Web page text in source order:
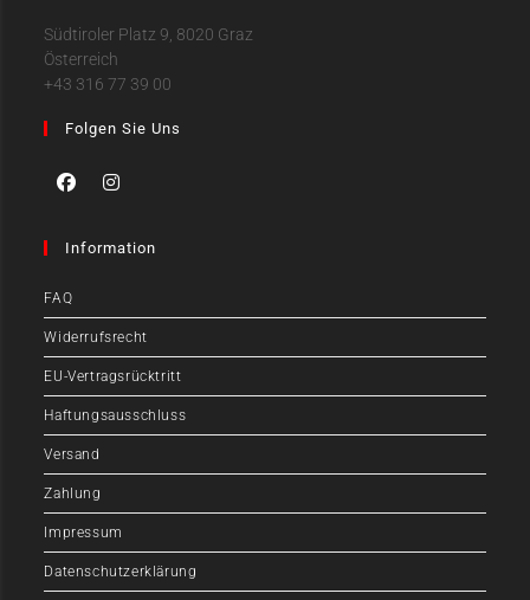
Südtiroler Platz 9, 8020 Graz
Österreich
+43 316 77 39 00
Folgen Sie Uns
Information
FAQ
Widerrufsrecht
EU-Vertragsrücktritt
Haftungsausschluss
Versand
Zahlung
Impressum
Datenschutzerklärung